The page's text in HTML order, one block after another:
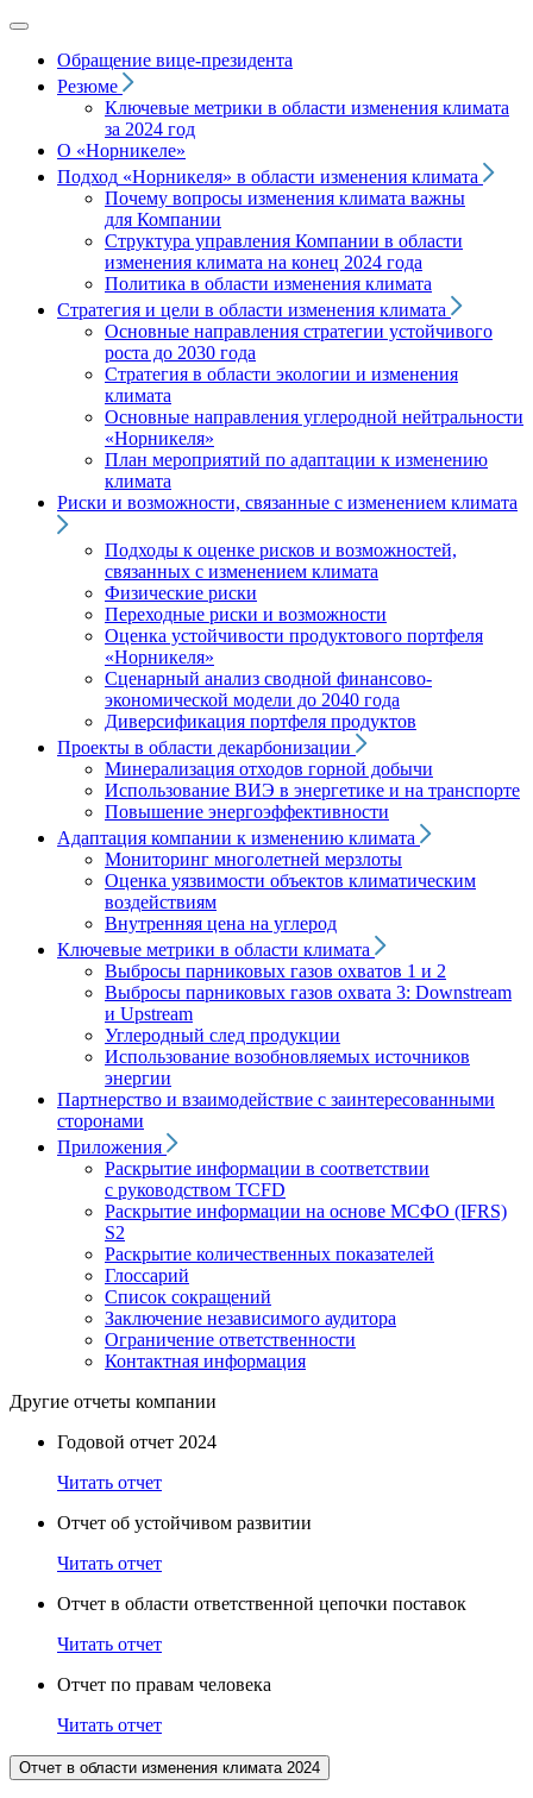
Обращение вице‑президента
Резюме
Ключевые метрики в области изменения климата
за 2024 год
О «Норникеле»
Подход «Норникеля» в области изменения климата
Почему вопросы изменения климата важны
для Компании
Структура управления Компании в области
изменения климата на конец 2024 года
Политика в области изменения климата
Стратегия и цели в области изменения климата
Основные направления стратегии устойчивого
роста до 2030 года
Стратегия в области экологии и изменения
климата
Основные направления углеродной нейтральности
«Норникеля»
План мероприятий по адаптации к изменению
климата
Риски и возможности, связанные с изменением климата
Подходы к оценке рисков и возможностей,
связанных с изменением климата
Физические риски
Переходные риски и возможности
Оценка устойчивости продуктового портфеля
«Норникеля»
Сценарный анализ сводной финансово-
экономической модели до 2040 года
Диверсификация портфеля продуктов
Проекты в области декарбонизации
Минерализация отходов горной добычи
Использование ВИЭ в энергетике и на транспорте
Повышение энергоэффективности
Адаптация компании к изменению климата
Мониторинг многолетней мерзлоты
Оценка уязвимости объектов климатическим
воздействиям
Внутренняя цена на углерод
Ключевые метрики в области климата
Выбросы парниковых газов охватов 1 и 2
Выбросы парниковых газов охвата 3: Downstream
и Upstream
Углеродный след продукции
Использование возобновляемых источников
энергии
Партнерство и взаимодействие с заинтересованными
сторонами
Приложения
Раскрытие информации в соответствии
с руководством TCFD
Раскрытие информации на основе МСФО (IFRS)
S2
Раскрытие количественных показателей
Глоссарий
Список сокращений
Заключение независимого аудитора
Ограничение ответственности
Контактная информация
Другие отчеты компании
Годовой отчет 2024
Читать отчет
Отчет об устойчивом развитии
Читать отчет
Отчет в области ответственной цепочки поставок
Читать отчет
Отчет по правам человека
Читать отчет
Отчет в области изменения климата 2024